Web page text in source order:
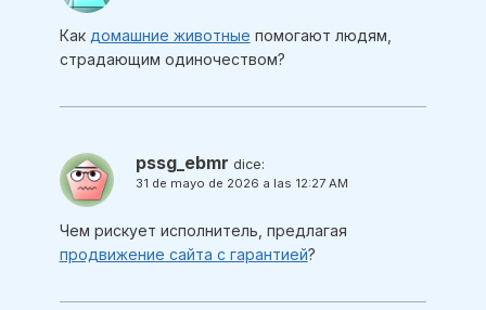
Как домашние животные помогают людям,
страдающим одиночеством?
pssg_ebmr dice:
31 de mayo de 2026 a las 12:27 AM
Чем рискует исполнитель, предлагая
продвижение сайта с гарантией?